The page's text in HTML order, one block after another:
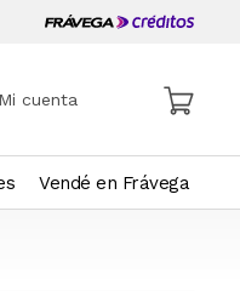
Mi cuenta
Vendé en Frávega